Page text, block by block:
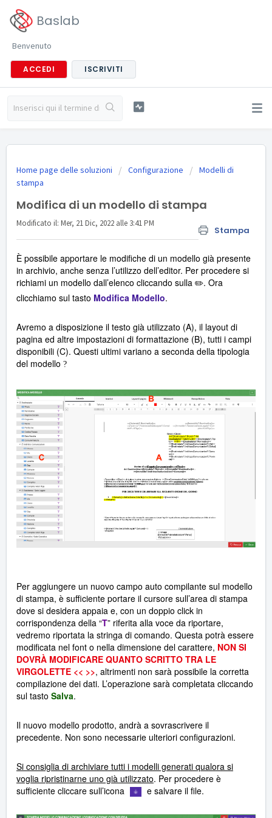
Baslab
Benvenuto
ACCEDI ISCRIVITI
Home page delle soluzioni Configurazione
Modelli di
stampa
Modifica di un modello di stampa
Stampa
Modificato il: Mer, 21 Dic, 2022 alle 3:41 PM
È possibile apportare le modifiche di un modello già presente
in archivio, anche senza l’utilizzo dell’editor. Per procedere si
richiami un modello dall’elenco cliccando sulla ✏️. Ora
clicchiamo sul tasto Modifica Modello.
Avremo a disposizione il testo già utilizzato (A), il layout di
pagina ed altre impostazioni di formattazione (B), tutti i campi
disponibili (C). Questi ultimi variano a seconda della tipologia
del modello ?
Per aggiungere un nuovo campo auto compilante sul modello
di stampa, è sufficiente portare il cursore sull’area di stampa
dove si desidera appaia e, con un doppio click in
corrispondenza della “T” riferita alla voce da riportare,
vedremo riportata la stringa di comando. Questa potrà essere
modificata nel font o nella dimensione del carattere, NON SI
DOVRÀ MODIFICARE QUANTO SCRITTO TRA LE
VIRGOLETTE << >>, altrimenti non sarà possibile la corretta
compilazione dei dati. L’operazione sarà completata cliccando
sul tasto Salva.
Il nuovo modello prodotto, andrà a sovrascrivere il
precedente. Non sono necessarie ulteriori configurazioni.
Si consiglia di archiviare tutti i modelli generati qualora si
voglia ripristinarne uno già utilizzato. Per procedere è
sufficiente cliccare sull’icona
e salvare il file.